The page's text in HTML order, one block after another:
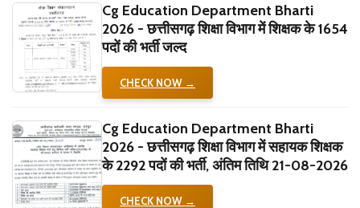
Cg Education Department Bharti
2026 - छत्तीसगढ़ शिक्षा विभाग में शिक्षक के 1654
पदों की भर्ती जल्द
CHECK NOW →
Cg Education Department Bharti
2026 - छत्तीसगढ़ शिक्षा विभाग में सहायक शिक्षक
के 2292 पदों की भर्ती, अंतिम तिथि 21-08-2026
CHECK NOW →